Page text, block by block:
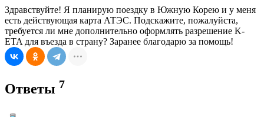
Здравствуйте! Я планирую поездку в Южную Корею и у меня
есть действующая карта АТЭС. Подскажите, пожалуйста,
требуется ли мне дополнительно оформлять разрешение K-
ETA для въезда в страну? Заранее благодарю за помощь!
Ответы 7